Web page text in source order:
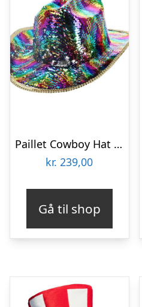
Paillet Cowboy Hat Regnbue
kr. 239,00
Gå til shop